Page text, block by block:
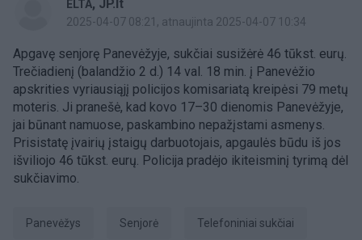
ELTA, JP.lt
2025-04-07 08:21 , atnaujinta 2025-04-07 10:34
Apgavę senjorę Panevėžyje, sukčiai susižėrė 46 tūkst. eurų.
Trečiadienį (balandžio 2 d.) 14 val. 18 min. į Panevėžio
apskrities vyriausiąjį policijos komisariatą kreipėsi 79 metų
moteris. Ji pranešė, kad kovo 17–30 dienomis Panevėžyje,
jai būnant namuose, paskambino nepažįstami asmenys.
Prisistatę įvairių įstaigų darbuotojais, apgaulės būdu iš jos
išviliojo 46 tūkst. eurų. Policija pradėjo ikiteisminį tyrimą dėl
sukčiavimo.
Panevėžys senjorė telefoniniai sukčiai